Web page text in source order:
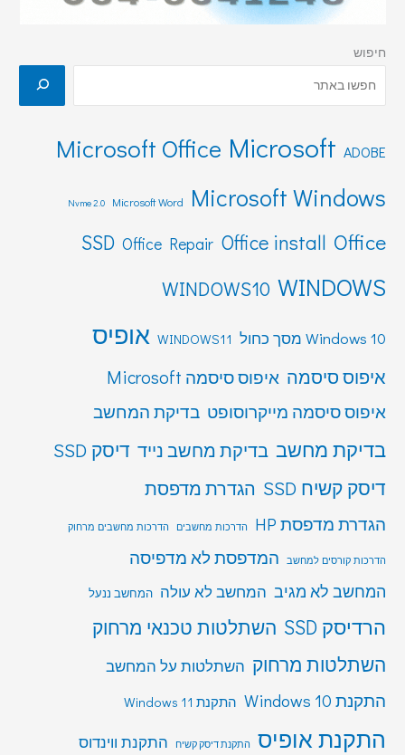
חיפוש
ADOBE
Microsoft
Microsoft Office
Microsoft Windows
Microsoft Word
Nvme 2.0
Office
Office install
Office Repair
SSD
WINDOWS
WINDOWS10
Windows 10 מסך כחול WINDOWS11 אופיס
איפוס סיסמה איפוס סיסמה Microsoft
איפוס סיסמה מייקרוסופט בדיקת המחשב
בדיקת מחשב בדיקת מחשב נייד דיסק SSD
דיסק קשיח SSD
הגדרת מדפסת
הגדרת מדפסת HP הדרכות מחשבים הדרכות מחשבים מרחוק
הדרכות קורסים למחשב המדפסת לא מדפיסה
המחשב לא מגיב המחשב לא עולה המחשב ננעל
הרדיסק SSD
השתלטות טכנאי מרחוק
השתלטות מרחוק השתלטות על המחשב
התקנת Windows 10 התקנת Windows 11
התקנת אופיס התקנת דיסק קשיח התקנת ווינדוס